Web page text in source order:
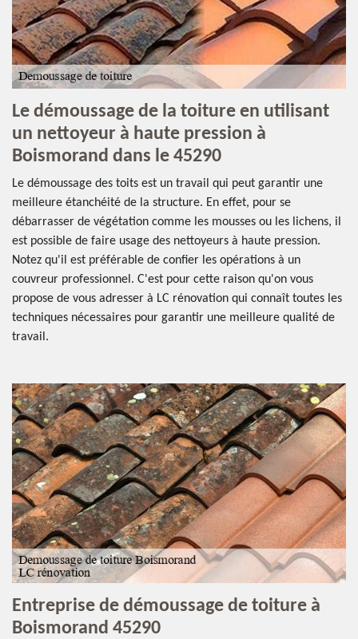
Le démoussage de la toiture en utilisant
un nettoyeur à haute pression à
Boismorand dans le 45290
Le démoussage des toits est un travail qui peut garantir une
meilleure étanchéité de la structure. En effet, pour se
débarrasser de végétation comme les mousses ou les lichens, il
est possible de faire usage des nettoyeurs à haute pression.
Notez qu'il est préférable de confier les opérations à un
couvreur professionnel. C'est pour cette raison qu'on vous
propose de vous adresser à LC rénovation qui connaît toutes les
techniques nécessaires pour garantir une meilleure qualité de
travail.
Entreprise de démoussage de toiture à
Boismorand 45290